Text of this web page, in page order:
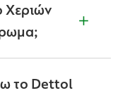
αρώματα:
το Dettol